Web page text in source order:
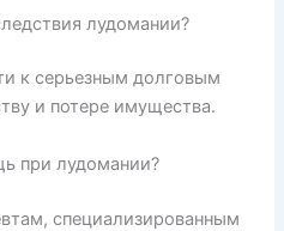
лудомании?
к серьезным долговым
и потере имущества.
при лудомании?
специализированным